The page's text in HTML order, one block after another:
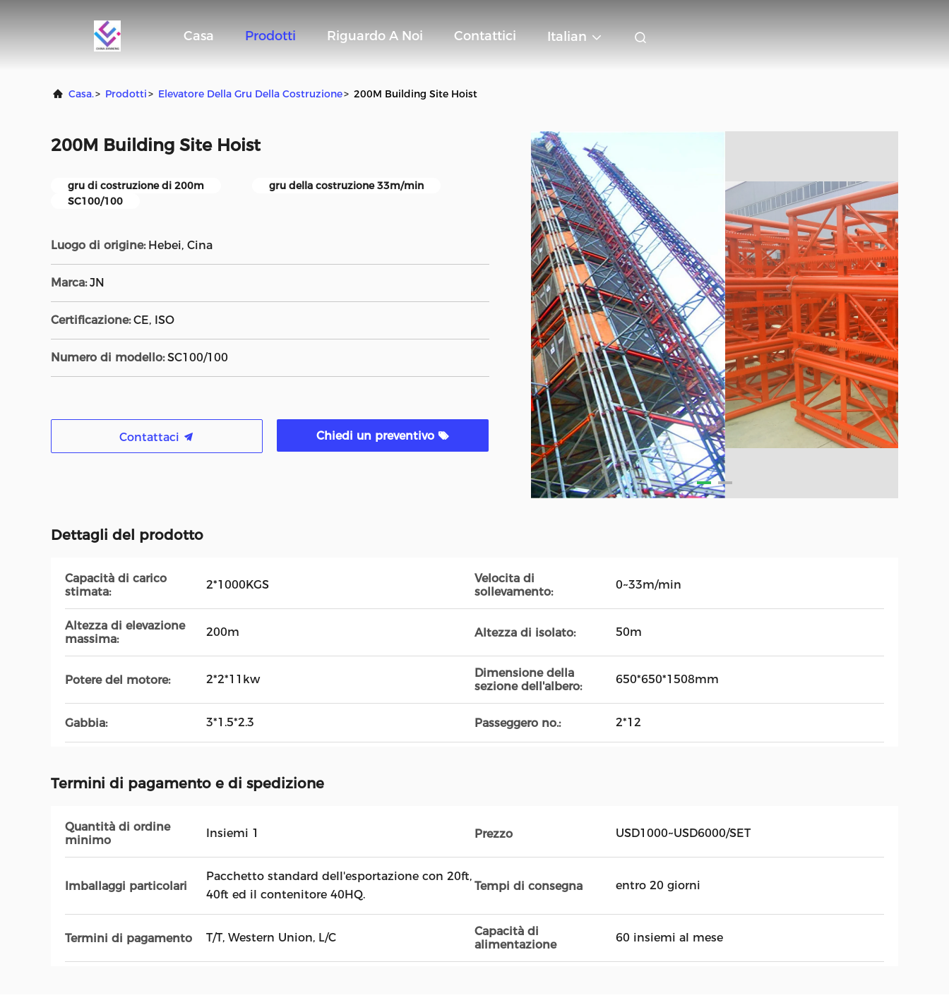
Casa Prodotti Riguardo A Noi Contattici Italian
Casa.> Prodotti> Elevatore Della Gru Della Costruzione> 200M Building Site Hoist
200M Building Site Hoist
gru di costruzione di 200m
gru della costruzione 33m/min
SC100/100
Luogo di origine: Hebei, Cina
Marca: JN
Certificazione: CE, ISO
Numero di modello: SC100/100
Contattaci Chiedi un preventivo
Dettagli del prodotto
Capacità di carico
stimata:
2*1000KGS
Velocita di
sollevamento:
0~33m/min
Altezza di elevazione
massima:
200m Altezza di isolato: 50m
Potere del motore: 2*2*11kw
Dimensione della
sezione dell'albero:
650*650*1508mm
Gabbia: 3*1.5*2.3 Passeggero no.: 2*12
Termini di pagamento e di spedizione
Quantità di ordine
minimo
Insiemi 1 Prezzo USD1000~USD6000/SET
Imballaggi particolari
Pacchetto standard dell'esportazione con 20ft,
40ft ed il contenitore 40HQ.
Tempi di consegna entro 20 giorni
Termini di pagamento T/T, Western Union, L/C
Capacità di
alimentazione
60 insiemi al mese